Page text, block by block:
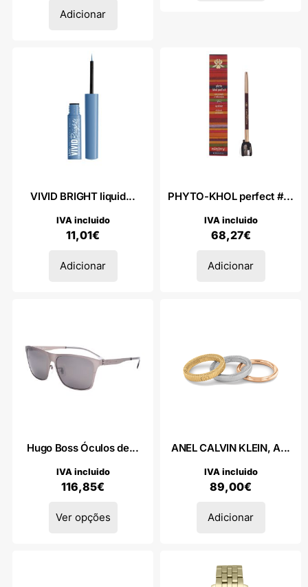
Adicionar
VIVID BRIGHT liquid...
11,01€
IVA incluido
Adicionar
PHYTO-KHOL perfect #...
68,27€
IVA incluido
Adicionar
Hugo Boss Óculos de...
116,85€
IVA incluido
Ver opções
ANEL CALVIN KLEIN, A...
89,00€
IVA incluido
Adicionar